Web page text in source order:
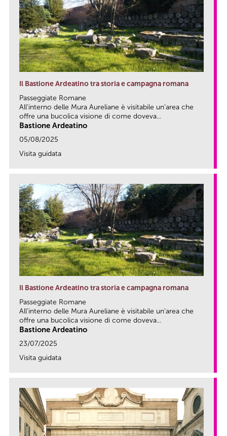
Il Bastione Ardeatino tra storia e campagna romana
Passeggiate Romane
All’interno delle Mura Aureliane è visitabile un’area che
offre una bucolica visione di come doveva...
Bastione Ardeatino
05/08/2025
Visita guidata
Il Bastione Ardeatino tra storia e campagna romana
Passeggiate Romane
All’interno delle Mura Aureliane è visitabile un’area che
offre una bucolica visione di come doveva...
Bastione Ardeatino
23/07/2025
Visita guidata